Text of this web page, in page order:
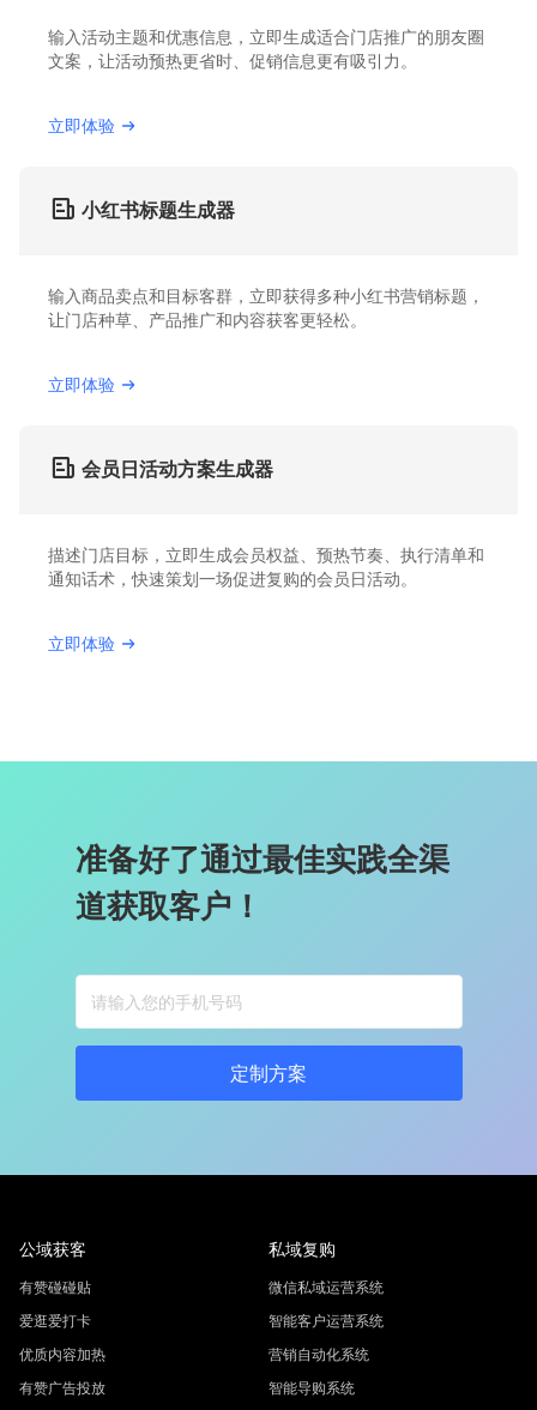
输入活动主题和优惠信息，立即生成适合门店推广的朋友圈
文案，让活动预热更省时、促销信息更有吸引力。
立即体验
小红书标题生成器
输入商品卖点和目标客群，立即获得多种小红书营销标题，
让门店种草、产品推广和内容获客更轻松。
立即体验
会员日活动方案生成器
描述门店目标，立即生成会员权益、预热节奏、执行清单和
通知话术，快速策划一场促进复购的会员日活动。
立即体验
准备好了通过最佳实践全渠
道获取客户！
定制方案
公域获客
有赞碰碰贴
爱逛爱打卡
优质内容加热
有赞广告投放
私域复购
微信私域运营系统
智能客户运营系统
营销自动化系统
智能导购系统